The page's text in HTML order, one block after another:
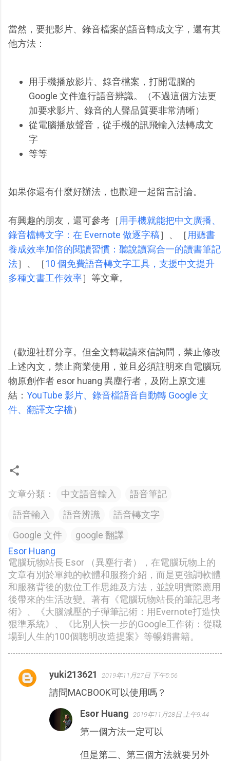
當然，要把影片、錄音檔案的語音轉成文字，還有其
他方法：
用手機播放影片、錄音檔案，打開電腦的
Google 文件進行語音辨識。（不過這個方法更
加要求影片、錄音的人聲品質要非常清晰）
從電腦播放聲音，從手機的訊飛輸入法轉成文
字
等等
如果你還有什麼好辦法，也歡迎一起留言討論。
有興趣的朋友，還可參考［用手機就能把中文廣播、
錄音檔轉文字：在 Evernote 做逐字稿］、［用聽書
養成效率加倍的閱讀習慣：聽說讀寫合一的讀書筆記
法］、［10 個免費語音轉文字工具，支援中文提升
多種文書工作效率］等文章。
（歡迎社群分享。但全文轉載請來信詢問，禁止修改
上述內文，禁止商業使用，並且必須註明來自電腦玩
物原創作者 esor huang 異塵行者，及附上原文連
結： YouTube 影片、錄音檔語音自動轉 Google 文
件、翻譯文字檔）
文章分類： 中文語音輸入
語音筆記
語音輸入
語音辨識
語音轉文字
Google 文件
google 翻譯
Esor Huang
電腦玩物站長 Esor （異塵行者），在電腦玩物上的
文章有別於單純的軟體和服務介紹，而是更強調軟體
和服務背後的數位工作思維及方法，並說明實際應用
後帶來的生活改變。著有《電腦玩物站長的筆記思考
術》、《大腦減壓的子彈筆記術：用Evernote打造快
狠準系統》、《比別人快一步的Google工作術：從職
場到人生的100個聰明改造提案》等暢銷書籍。
留
yuki213621 2019年11月27日 下午5:56
請問MACBOOK可以使用嗎？
Esor Huang 2019年11月28日 上午9:44
第一個方法一定可以
但是第二、第三個方法就要另外